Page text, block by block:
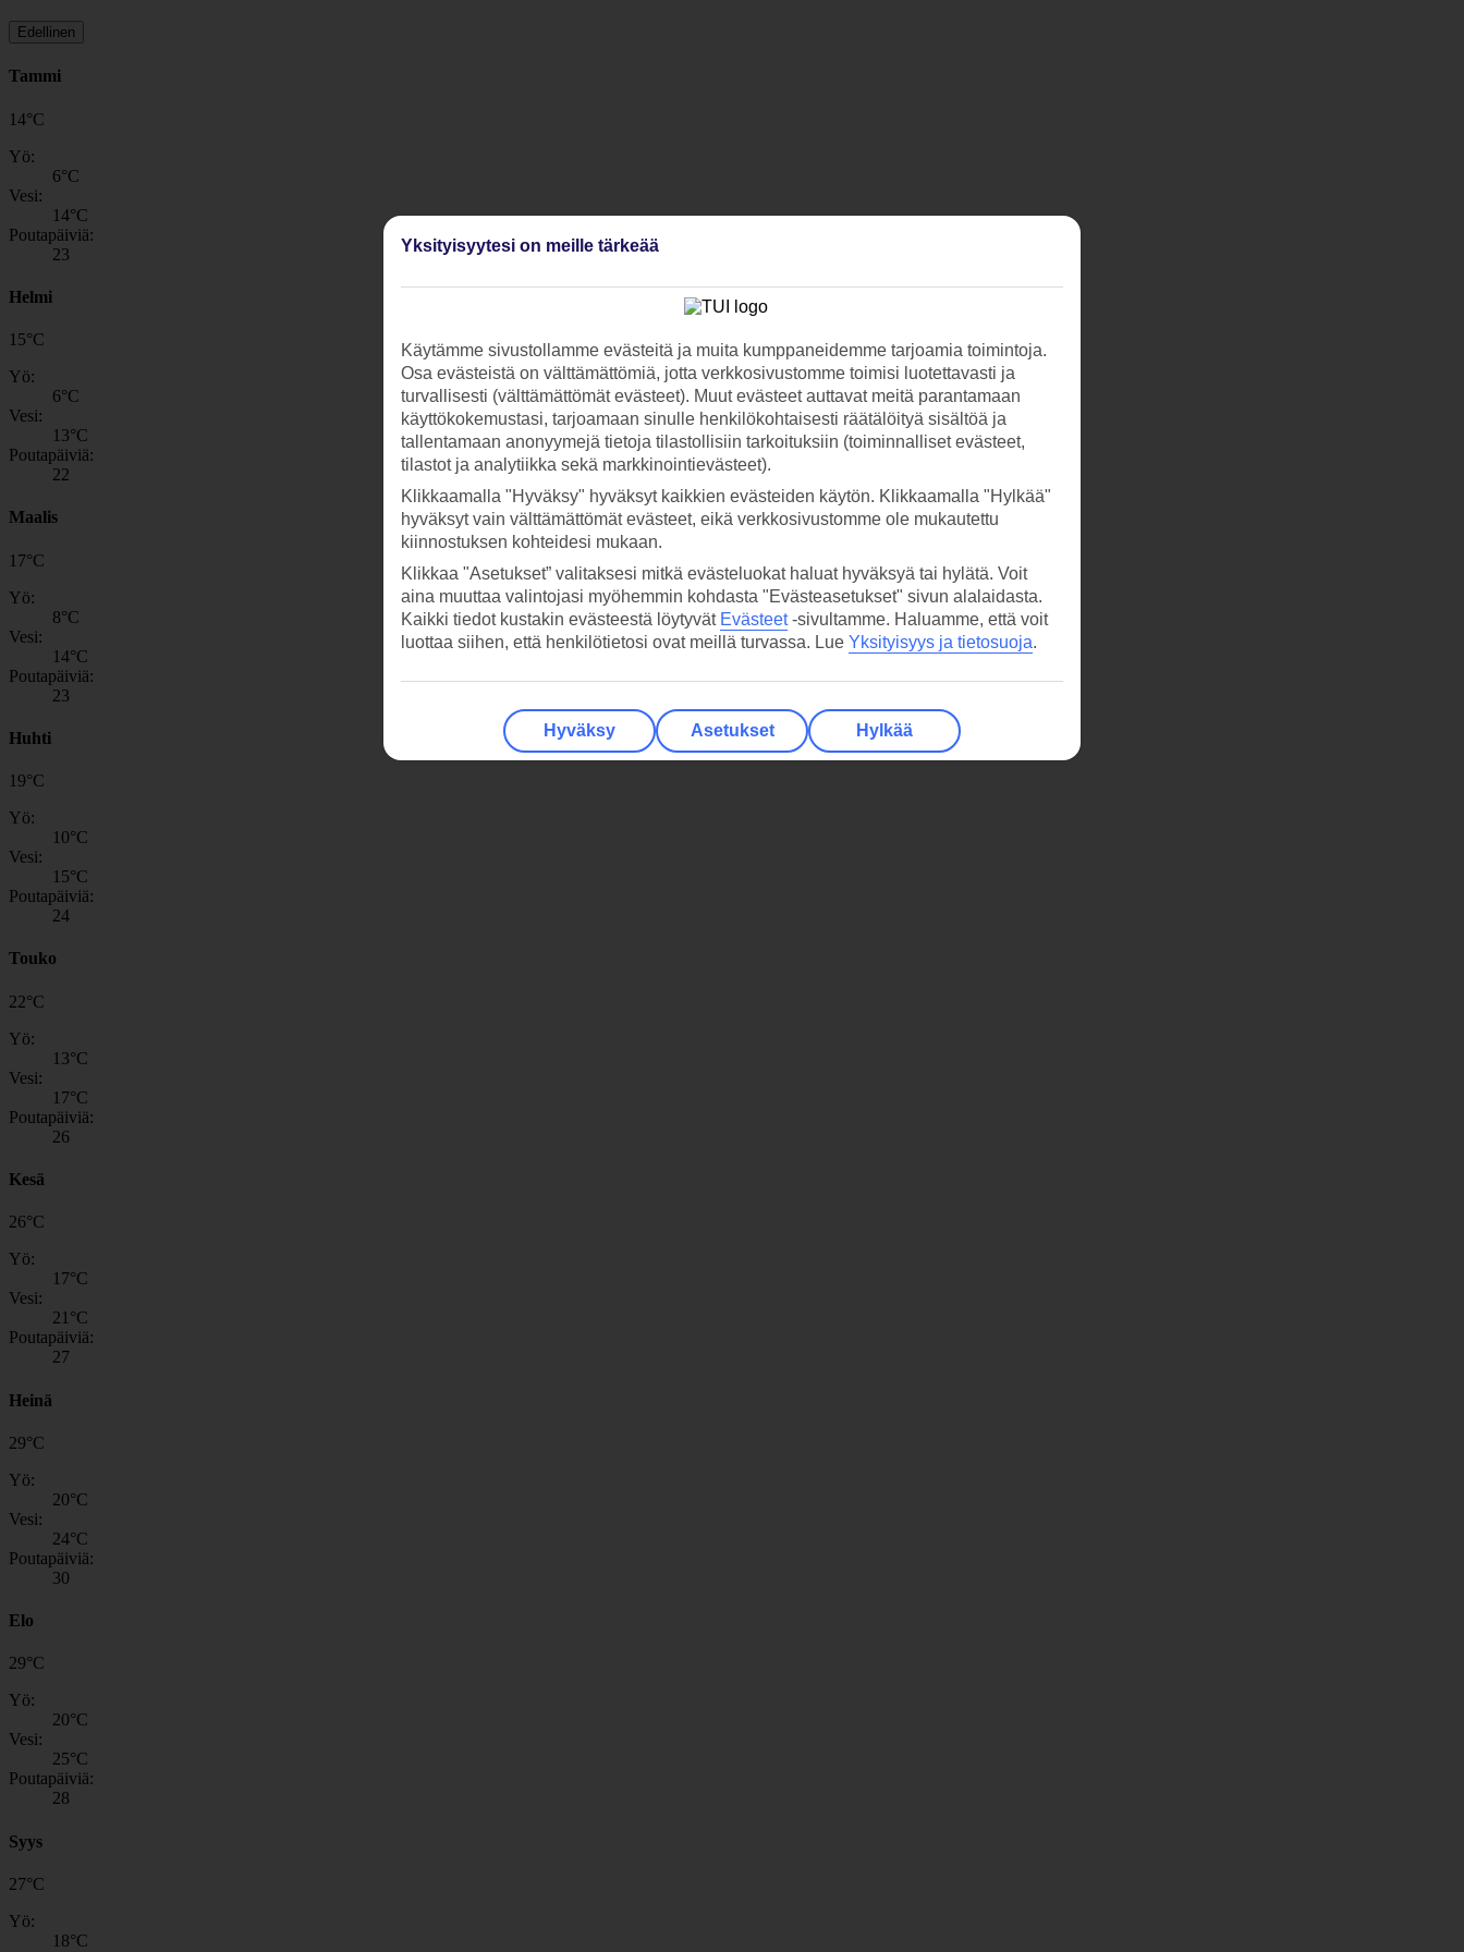
Edellinen
Tammi
14°C
Yö:
6°C
Vesi:
14°C
Poutapäiviä:
23
Helmi
15°C
Yö:
6°C
Vesi:
13°C
Poutapäiviä:
22
Maalis
17°C
Yö:
8°C
Vesi:
14°C
Poutapäiviä:
23
Huhti
19°C
Yö:
10°C
Vesi:
15°C
Poutapäiviä:
24
Touko
22°C
Yö:
13°C
Vesi:
17°C
Poutapäiviä:
26
Kesä
26°C
Yö:
17°C
Vesi:
21 °C
Poutapäiviä:
27
Heinä
29°C
Yö:
20°C
Vesi:
24°C
Poutapäiviä:
30
Elo
29°C
Yö:
20°C
Vesi:
25°C
Poutapäiviä:
28
Syys
27°C
Yö:
18°C
Yksityisyytesi on meille tärkeää
Käytämme sivustollamme evästeitä ja muita kumppaneidemme tarjoamia toimintoja.
Osa evästeistä on välttämättömiä, jotta verkkosivustomme toimisi luotettavasti ja
turvallisesti (välttämättömät evästeet). Muut evästeet auttavat meitä parantamaan
käyttökokemustasi, tarjoamaan sinulle henkilökohtaisesti räätälöityä sisältöä ja
tallentamaan anonyymejä tietoja tilastollisiin tarkoituksiin (toiminnalliset evästeet,
tilastot ja analytiikka sekä markkinointievästeet).
Klikkaamalla "Hyväksy" hyväksyt kaikkien evästeiden käytön. Klikkaamalla "Hylkää"
hyväksyt vain välttämättömät evästeet, eikä verkkosivustomme ole mukautettu
kiinnostuksen kohteidesi mukaan.
Klikkaa "Asetukset” valitaksesi mitkä evästeluokat haluat hyväksyä tai hylätä. Voit
aina muuttaa valintojasi myöhemmin kohdasta "Evästeasetukset" sivun alalaidasta.
Kaikki tiedot kustakin evästeestä löytyvät Evästeet-sivultamme. Haluamme, että voit
luottaa siihen, että henkilötietosi ovat meillä turvassa. Lue Yksityisyys ja tietosuoja.
Hyväksy Asetukset Hylkää